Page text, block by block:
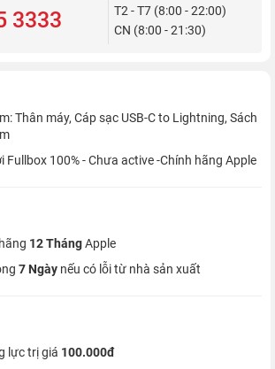
3333
T2 - T7 (8:00 - 22:00)
CN (8:00 - 21:30)
Thân máy, Cáp sạc USB-C to Lightning, Sách
Fullbox 100% - Chưa active -Chính hãng Apple
12 ThángApple
7 Ngày nếu có lỗi từ nhà sản xuất
lực trị giá 100.000đ